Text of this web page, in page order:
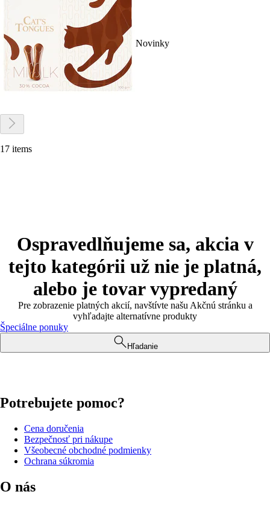
Novinky
17 items
Ospravedlňujeme sa, akcia v
tejto kategórii už nie je platná,
alebo je tovar vypredaný
Pre zobrazenie platných akcií, navštívte našu Akčnú stránku a
vyhľadajte alternatívne produkty
Špeciálne ponuky
Hľadanie
Potrebujete pomoc?
Cena doručenia
Bezpečnosť pri nákupe
Všeobecné obchodné podmienky
Ochrana súkromia
O nás